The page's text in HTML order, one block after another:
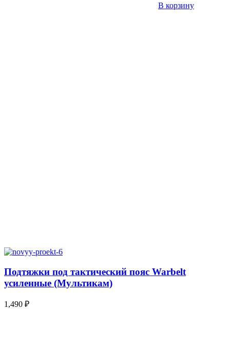
В корзину
Подтяжки под тактический пояс Warbelt
усиленные (Мультикам)
1,490 ₽